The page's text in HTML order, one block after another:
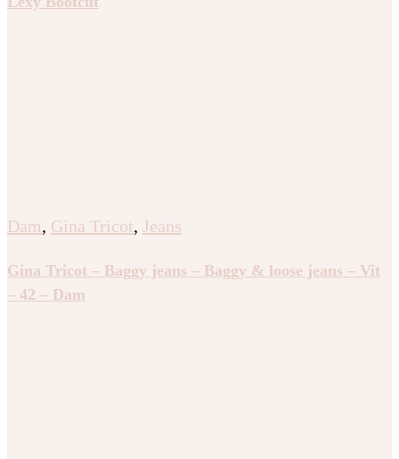
Dam, Gina Tricot, Jeans
Gina Tricot – Baggy jeans – Baggy & loose jeans – Vit
– 42 – Dam